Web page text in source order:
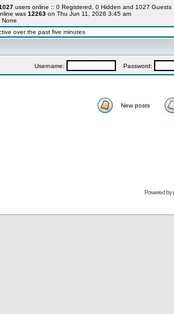
users online :: 0 Registered, 0 Hidden and 1027
was 12263 on Thu Jun 11, 2026 3:45 am
None
over the past five minutes
Username: Password:
New posts
Powered by